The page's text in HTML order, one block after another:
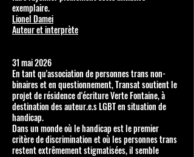
exemplaire.
Lionel Damei
Auteur et interprète
31 mai 2026
En tant qu'association de personnes trans non-
binaires et en questionnement, Transat soutient le
projet de résidence d'écriture Verte Fontaine, à
destination des auteur.e.s LGBT en situation de
handicap.
Dans un monde où le handicap est le premier
critère de discrimination et où les personnes trans
restent extrêmement stigmatisées, il semble